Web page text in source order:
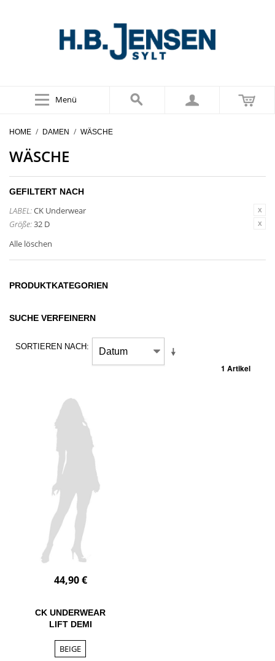
Menü
HOME / DAMEN / WÄSCHE
WÄSCHE
GEFILTERT NACH
LABEL:CK Underwear
Größe:32 D
Alle löschen
PRODUKTKATEGORIEN
SUCHE VERFEINERN
SORTIEREN NACH
1 Artikel
44,90 €
CK UNDERWEAR
LIFT DEMI
BEIGE